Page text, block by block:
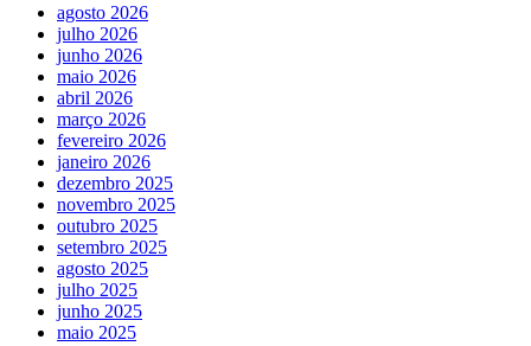
agosto 2026
julho 2026
junho 2026
maio 2026
abril 2026
março 2026
fevereiro 2026
janeiro 2026
dezembro 2025
novembro 2025
outubro 2025
setembro 2025
agosto 2025
julho 2025
junho 2025
maio 2025